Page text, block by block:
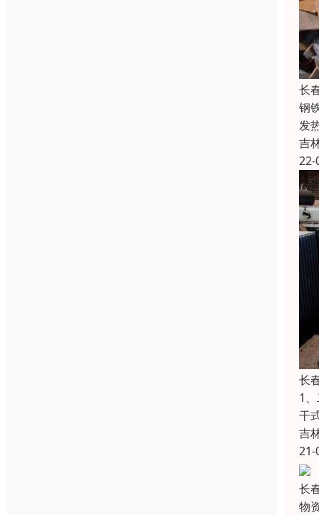
长
钢
发
吉
22-
长
1
干
吉
21-
长
物